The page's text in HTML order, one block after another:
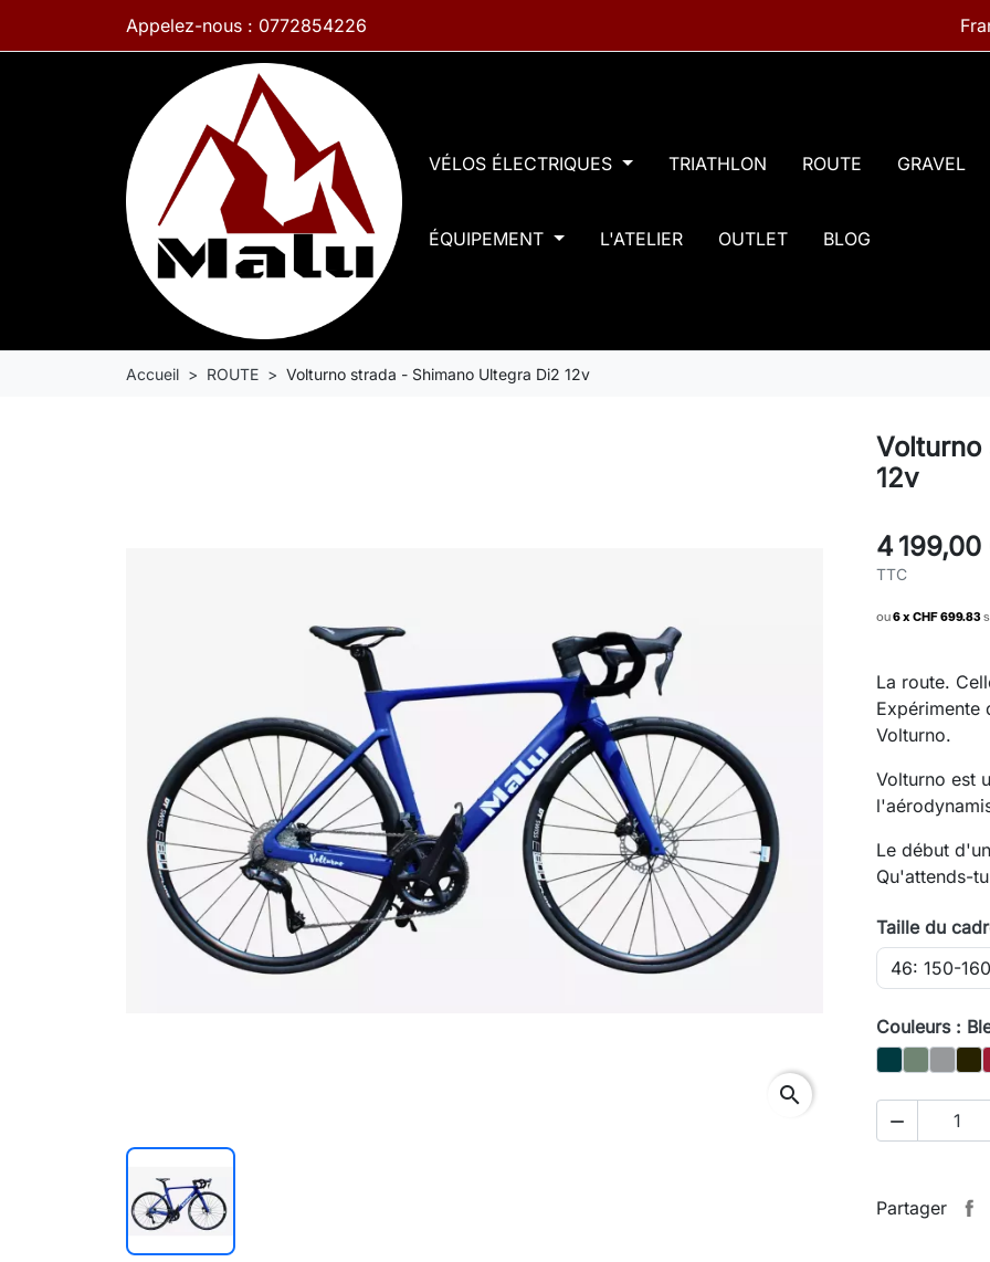
Appelez-nous : 0772854226
VÉLOS ÉLECTRIQUES TRIATHLON ROUTE GRAVEL
ÉQUIPEMENT L'ATELIER OUTLET BLOG
Accueil ROUTE Volturno strada - Shimano Ultegra Di2 12v
search
Volturno
12v
4 199,00
TTC
ou6 x CHF 699.83
La route.
Expérimente
Volturno.
Volturno est
Le début
Qu'attends-
Taille du
Couleurs :
Deep petrol
Matcha
Steel

Partager